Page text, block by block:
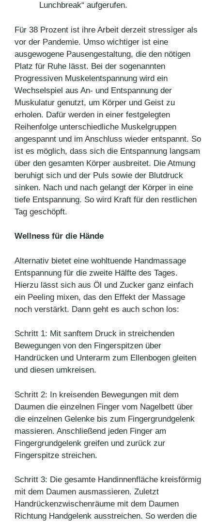
Lunchbreak“ aufgerufen.
Für 38 Prozent ist ihre Arbeit derzeit stressiger als
vor der Pandemie. Umso wichtiger ist eine
ausgewogene Pausengestaltung, die den nötigen
Platz für Ruhe lässt. Bei der sogenannten
Progressiven Muskelentspannung wird ein
Wechselspiel aus An- und Entspannung der
Muskulatur genutzt, um Körper und Geist zu
erholen. Dafür werden in einer festgelegten
Reihenfolge unterschiedliche Muskelgruppen
angespannt und im Anschluss wieder entspannt. So
ist es möglich, dass sich die Entspannung langsam
über den gesamten Körper ausbreitet. Die Atmung
beruhigt sich und der Puls sowie der Blutdruck
sinken. Nach und nach gelangt der Körper in eine
tiefe Entspannung. So wird Kraft für den restlichen
Tag geschöpft.
Wellness für die Hände
Alternativ bietet eine wohltuende Handmassage
Entspannung für die zweite Hälfte des Tages.
Hierzu lässt sich aus Öl und Zucker ganz einfach
ein Peeling mixen, das den Effekt der Massage
noch verstärkt. Dann geht es auch schon los:
Schritt 1: Mit sanftem Druck in streichenden
Bewegungen von den Fingerspitzen über
Handrücken und Unterarm zum Ellenbogen gleiten
und diesen umkreisen.
Schritt 2: In kreisenden Bewegungen mit dem
Daumen die einzelnen Finger vom Nagelbett über
die einzelnen Gelenke bis zum Fingergrundgelenk
massieren. Anschließend jeden Finger am
Fingergrundgelenk greifen und zurück zur
Fingerspitze streichen.
Schritt 3: Die gesamte Handinnenfläche kreisförmig
mit dem Daumen ausmassieren. Zuletzt
Handrückenzwischenräume mit dem Daumen
Richtung Handgelenk ausstreichen. So werden die